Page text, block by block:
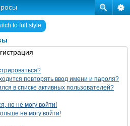
to full style
повторять ввод имени и пароля?
в списке активных пользователей?
но не могу войти!
не могу войти!